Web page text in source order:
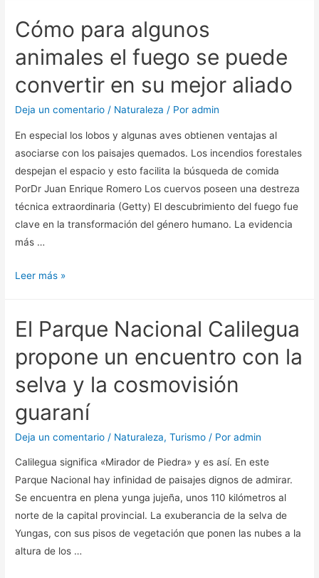
de
Nicolás,
la
propuesta
natural
para
el
turismo
de
escapadas
Cómo para algunos
animales el fuego se puede
convertir en su mejor aliado
Deja un comentario / Naturaleza / Poradmin
En especial los lobos y algunas aves obtienen ventajas al
asociarse con los paisajes quemados. Los incendios forestales
despejan el espacio y esto facilita la búsqueda de comida
PorDr Juan Enrique Romero Los cuervos poseen una destreza
técnica extraordinaria (Getty) El descubrimiento del fuego fue
clave en la transformación del género humano. La evidencia
más …
Cómo
animales
fuego
se
convertir
en
aliado
Leer más »
El Parque Nacional Calilegua
propone un encuentro con la
selva y la cosmovisión
guaraní
Deja un comentario / Naturaleza,Turismo / Poradmin
Calilegua significa «Mirador de Piedra» y es así. En este
Parque Nacional hay infinidad de paisajes dignos de admirar.
Se encuentra en plena yunga jujeña, unos 110 kilómetros al
norte de la capital provincial. La exuberancia de la selva de
Yungas, con sus pisos de vegetación que ponen las nubes a la
altura de los …